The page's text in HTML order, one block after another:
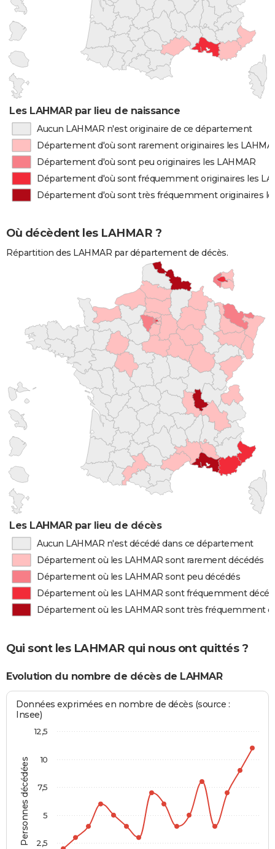
Les LAHMAR par lieu de naissance
Aucun LAHMAR n'est originaire de ce département
Département d'où sont rarement originaires les
Département d'où sont peu originaires les LAHMAR
Département d'où sont fréquemment originaires les
Département d'où sont très fréquemment originaires
Où décèdent les LAHMAR ?
Répartition des LAHMAR par département de décès.
Les LAHMAR par lieu de décès
Aucun LAHMAR n'est décédé dans ce département
Département où les LAHMAR sont rarement décédés
Département où les LAHMAR sont peu décédés
Département où les LAHMAR sont fréquemment
Département où les LAHMAR sont très fréquemment
Qui sont les LAHMAR qui nous ont quittés ?
Evolution du nombre de décès de LAHMAR
Personnes décédées
Données exprimées en nombre de décès (source :
Insee)
2,5
5
7,5
10
12,5